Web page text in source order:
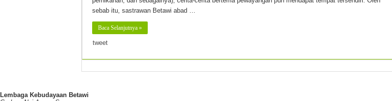
sebab itu, sastrawan Betawi abad …
Baca Selanjutnya »
tweet
Lembaga Kebudayaan Betawi